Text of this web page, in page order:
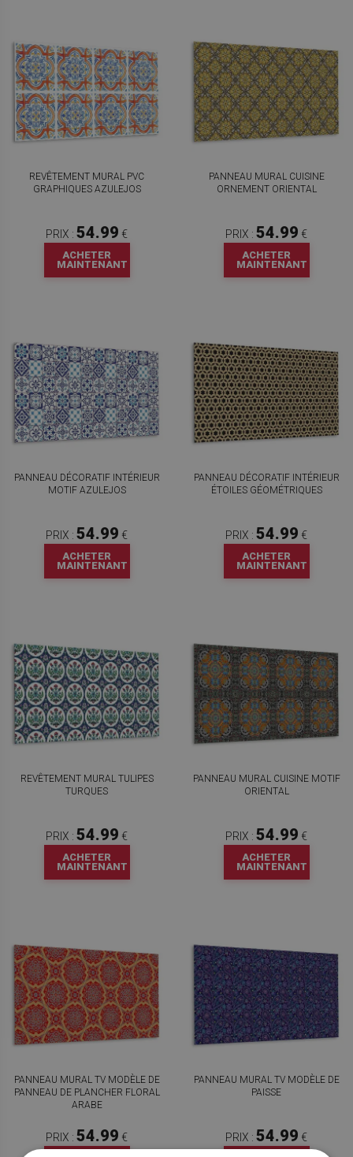
REVÊTEMENT MURAL PVC
GRAPHIQUES AZULEJOS
PRIX : 54.99 €
ACHETER
MAINTENANT
PANNEAU MURAL CUISINE
ORNEMENT ORIENTAL
PRIX : 54.99 €
ACHETER
MAINTENANT
PANNEAU DÉCORATIF INTÉRIEUR
MOTIF AZULEJOS
PRIX : 54.99 €
ACHETER
MAINTENANT
PANNEAU DÉCORATIF INTÉRIEUR
ÉTOILES GÉOMÉTRIQUES
PRIX : 54.99 €
ACHETER
MAINTENANT
REVÊTEMENT MURAL TULIPES
TURQUES
PRIX : 54.99 €
ACHETER
MAINTENANT
PANNEAU MURAL CUISINE MOTIF
ORIENTAL
PRIX : 54.99 €
ACHETER
MAINTENANT
PANNEAU MURAL TV MODÈLE DE
PANNEAU DE PLANCHER FLORAL
ARABE
PRIX : 54.99 €
PANNEAU MURAL TV MODÈLE DE
PAISSE
PRIX : 54.99 €